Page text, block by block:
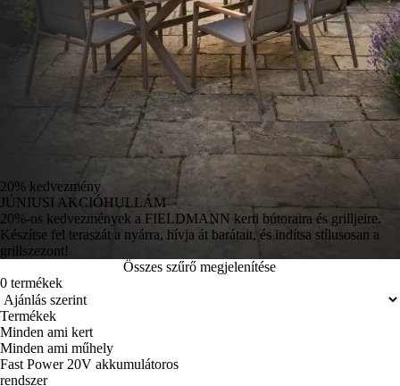
20% kedvezmény
JÚNIUSI AKCIÓHULLÁM
20%-os kedvezmények a FIELDMANN kerti bútoraira és grilljeire.
Készítse fel teraszát a nyárra, hívja át barátait, és indítsa stílusosan a
grillszezont!
Összes szűrő megjelenítése
0 termékek
Termékek
Minden ami kert
Minden ami műhely
Fast Power 20V akkumulátoros
rendszer